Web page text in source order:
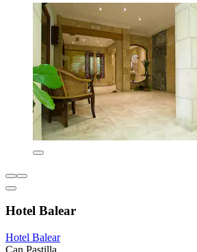
Hotel Balear
Hotel Balear
Can Pastilla